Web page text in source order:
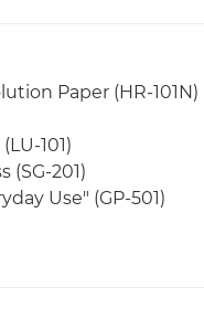
Paper (HR-101N)
101)
(SG-201)
Use" (GP-501)